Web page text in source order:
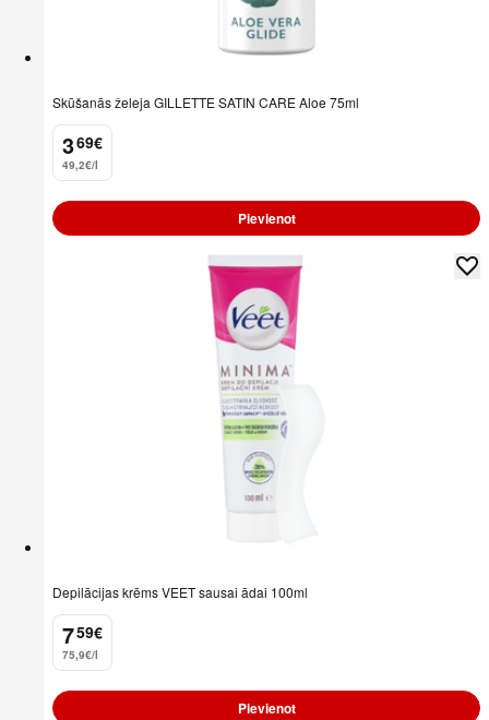
Skūšanās želeja GILLETTE SATIN CARE Aloe 75ml
3
. 69€
49,2€/l
Pievienot
Depilācijas krēms VEET sausai ādai 100ml
7
. 59€
75,9€/l
Pievienot